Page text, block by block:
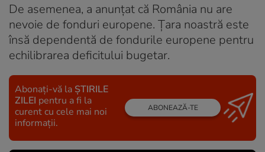
De asemenea, a anunțat că România nu are
nevoie de fonduri europene. Țara noastră este
însă dependentă de fondurile europene pentru
echilibrarea deficitului bugetar.
Abonați-vă la ȘTIRILE
ZILEI pentru a fi la
curent cu cele mai noi
informații.
ABONEAZĂ-TE